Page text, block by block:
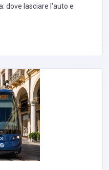
dove lasciare l'auto e